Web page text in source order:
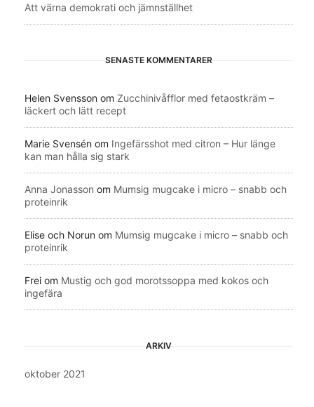
Att värna demokrati och jämnställhet
SENASTE KOMMENTARER
Helen Svensson om Zucchinivåfflor med fetaostkräm –
läckert och lätt recept
Marie Svensén om Ingefärsshot med citron – Hur länge
kan man hålla sig stark
Anna Jonasson om Mumsig mugcake i micro – snabb och
proteinrik
Elise och Norun om Mumsig mugcake i micro – snabb och
proteinrik
Frei om Mustig och god morotssoppa med kokos och
ingefära
ARKIV
oktober 2021